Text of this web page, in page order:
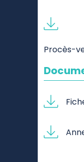
Procès-